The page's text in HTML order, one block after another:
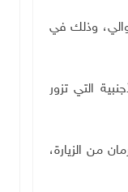
مقاطعتهم لمحاكم الاحتلال الإسرائيلي لليوم الـ185 على التوالي، وذلك في
التي تزور
من الزيارة،